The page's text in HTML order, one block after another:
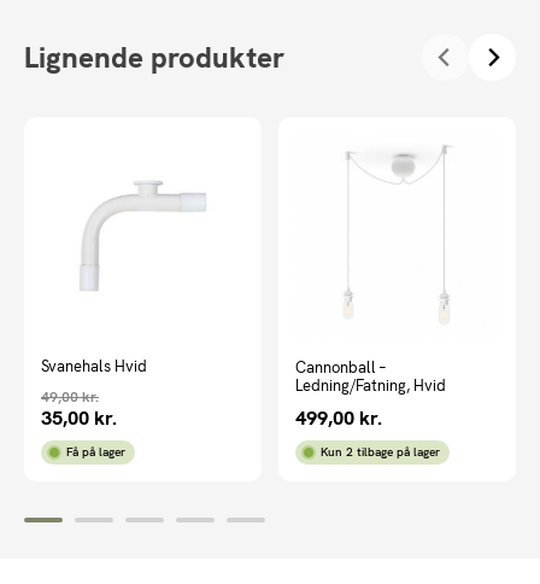
Lignende produkter
Svanehals Hvid
49,00kr.
Den
oprindelige
pris
49,00 kr..
35,00 kr.
Den
aktuelle
pris
35,00 kr..
Få på lager
Cannonball –
Ledning/Fatning, Hvid
499,00 kr.
Kun 2 tilbage på lager